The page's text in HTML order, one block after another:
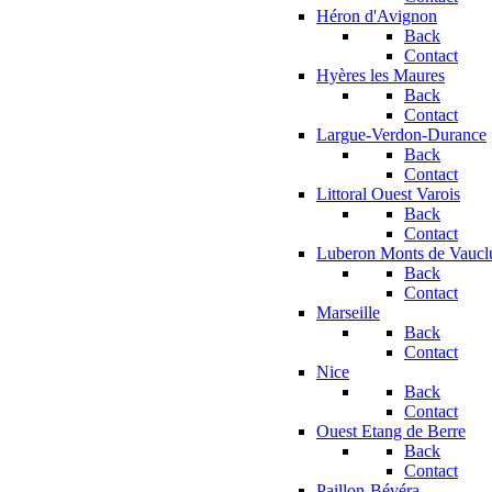
Héron d'Avignon
Back
Contact
Hyères les Maures
Back
Contact
Largue-Verdon-Durance
Back
Contact
Littoral Ouest Varois
Back
Contact
Luberon Monts de
Back
Contact
Marseille
Back
Contact
Nice
Back
Contact
Ouest Etang de Berre
Back
Contact